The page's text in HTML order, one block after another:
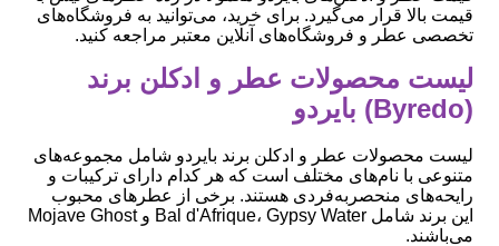
قیمت بالا قرار می‌گیرد. برای خرید، می‌توانید به فروشگاه‌های
تخصصی عطر و فروشگاه‌های آنلاین معتبر مراجعه کنید.
لیست محصولات عطر و ادکلن برند
(Byredo) بایردو
لیست محصولات عطر و ادکلن برند بایردو شامل مجموعه‌های
متنوعی با نام‌های مختلف است که هر کدام دارای ترکیبات و
رایحه‌های منحصربه‌فردی هستند. برخی از عطرهای محبوب
این برند شامل Bal d'Afrique، Gypsy Water و Mojave Ghost
می‌باشند.